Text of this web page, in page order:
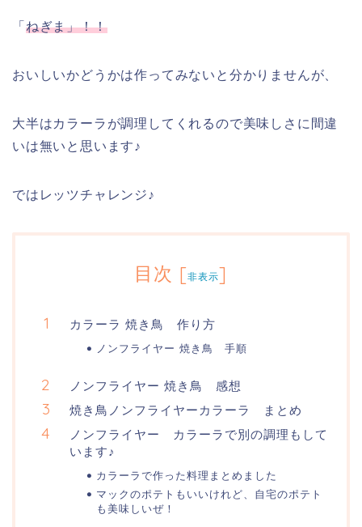
「 ねぎま」！！
おいしいかどうかは作ってみないと分かりませんが、
大半はカラーラが調理してくれるので美味しさに間違
いは無いと思います♪
ではレッツチャレンジ♪
目次 [非表示]
カラーラ 焼き鳥 作り方
ノンフライヤー 焼き鳥 手順
ノンフライヤー 焼き鳥 感想
焼き鳥ノンフライヤーカラーラ まとめ
ノンフライヤー カラーラで別の調理もして
います♪
カラーラで作った料理まとめました
マックのポテトもいいけれど、自宅のポテト
も美味しいぜ！